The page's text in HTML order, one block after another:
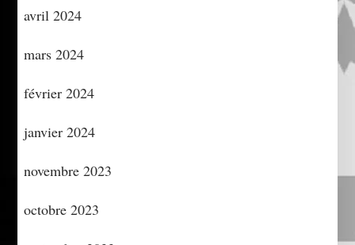
avril 2024
mars 2024
février 2024
janvier 2024
novembre 2023
octobre 2023